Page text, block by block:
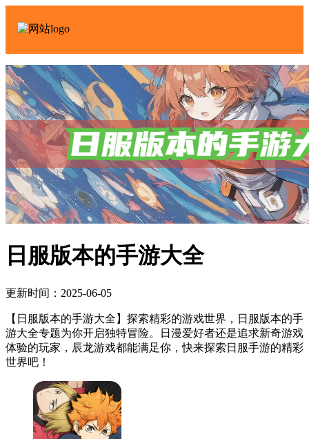
日服版本的手游大全
更新时间：2025-06-05
【日服版本的手游大全】探索精彩的游戏世界，日服版本的手
游大全专题为你开启独特冒险。日漫爱好者还是追求新奇游戏
体验的玩家，辰龙游戏都能满足你，快来探索日服手游的精彩
世界吧！